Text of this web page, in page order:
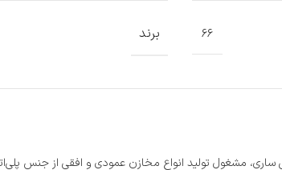
66 برند
ساری، مشغول تولید انواع مخازن عمودی و افقی از جنس